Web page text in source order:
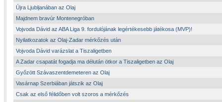
Újra Ljubljanában az Olaj
Majdnem bravúr Montenegróban
Vojvoda Dávid az ABA Liga 9. fordulójának legértékesebb játékosa (MVP)!
Nyilatkozatok az Olaj-Zadar mérkőzés után
Vojvoda Dávid varázslat a Tiszaligetben
A Zadar csapatát fogadja ma délután ötkor a Tiszaligetben az Olaj
Győzött Szávaszentdemeteren az Olaj
Vasárnap Szerbiában játszik az Olaj
Csak az első félidőben volt szoros a mérkőzés